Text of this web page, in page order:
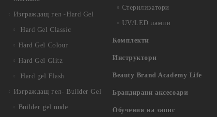
Изграждащ гел -Hard Gel
Hard Gel Classic
Hard Gel Colour
Hard Gel Glitz
Hard gel Flash
Изграждащ гел- Builder Gel
Builder gel nude
Стерилизатори
UV/LED лампи
Комплекти
Инструктори
Beauty Brand Academy Life
Брандирани аксесоари
Обучения на запис